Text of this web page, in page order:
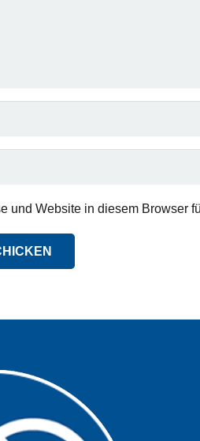
und Website in diesem Browser